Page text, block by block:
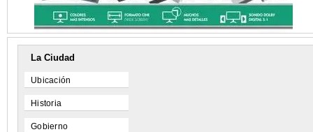
La Ciudad
Ubicación
Historia
Gobierno